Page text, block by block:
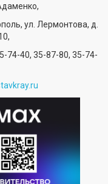
ул. Лермонтова, д.
74-40, 35-87-80, 35-74-